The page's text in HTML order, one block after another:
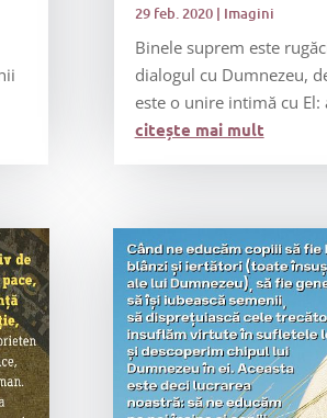
29 feb. 2020| Imagini
Binele suprem este
dialogul cu Dumnezeu,
este o unire intimă cu El:
citește mai mult